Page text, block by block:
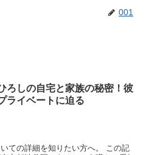
001
ろしの自宅と家族の秘密！彼
ライベートに迫る
ての詳細を知りたい方へ。 この記